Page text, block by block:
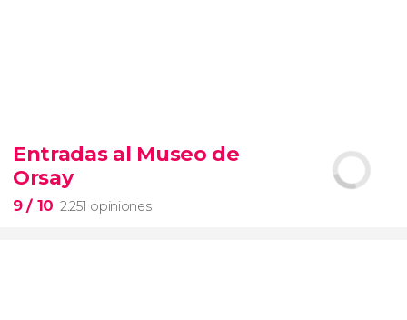
Piedad
Museos Vaticanos
Basílica de San
Entradas al Museo de
Orsay
9/ 10 2.251 opiniones